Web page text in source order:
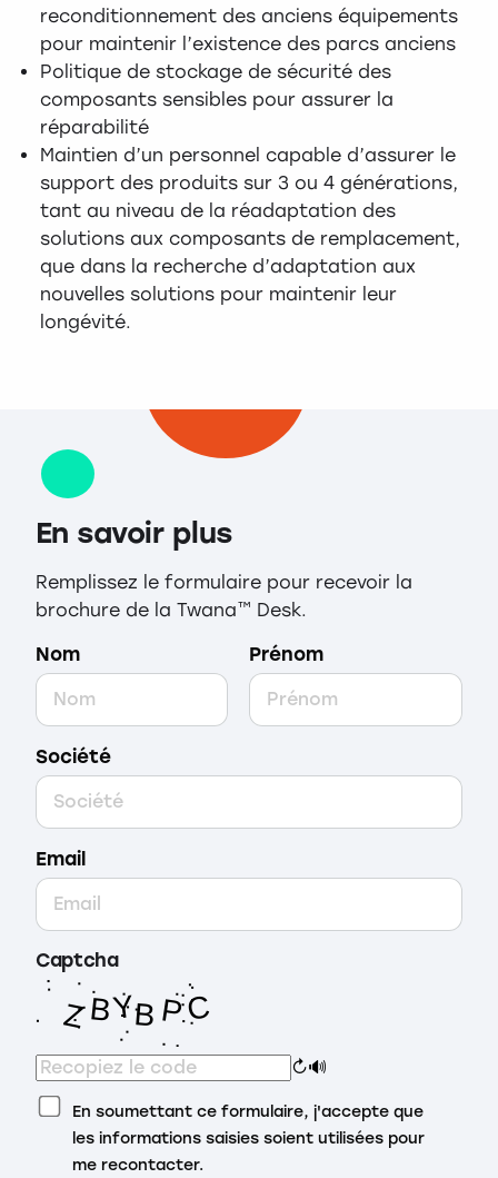
reconditionnement des anciens équipements
pour maintenir l’existence des parcs anciens
Politique de stockage de sécurité des
composants sensibles pour assurer la
réparabilité
Maintien d’un personnel capable d’assurer le
support des produits sur 3 ou 4 générations,
tant au niveau de la réadaptation des
solutions aux composants de remplacement,
que dans la recherche d’adaptation aux
nouvelles solutions pour maintenir leur
longévité.
En savoir plus
Remplissez le formulaire pour recevoir la
brochure de la Twana™ Desk.
Nom Prénom
Société
Email
Captcha
↻🔊
En soumettant ce formulaire, j'accepte que
les informations saisies soient utilisées pour
me recontacter.